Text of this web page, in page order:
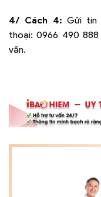
4/ Cách 4: Gửi tin
thoại:0966 490 888
vấn.